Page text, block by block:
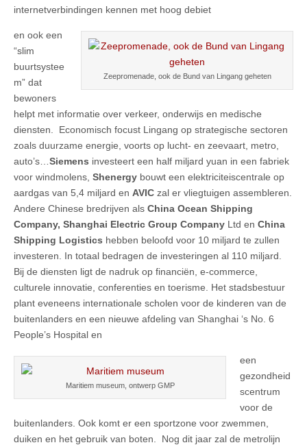
internetverbindingen kennen met hoog debiet
Zeepromenade, ook de Bund van Lingang geheten
en ook een
“slim
buurtsystee
m” dat
bewoners
helpt met informatie over verkeer, onderwijs en medische
diensten. Economisch focust Lingang op strategische sectoren
zoals duurzame energie, voorts op lucht- en zeevaart, metro,
auto’s… Siemens investeert een half miljard yuan in een fabriek
voor windmolens, Shenergy bouwt een elektriciteiscentrale op
aardgas van 5,4 miljard en AVIC zal er vliegtuigen assembleren.
Andere Chinese bredrijven als China Ocean Shipping
Company, Shanghai Electric Group Company Ltd en China
Shipping Logistics hebben beloofd voor 10 miljard te zullen
investeren. In totaal bedragen de investeringen al 110 miljard.
Bij de diensten ligt de nadruk op financiën, e-commerce,
culturele innovatie, conferenties en toerisme. Het stadsbestuur
plant eveneens internationale scholen voor de kinderen van de
buitenlanders en een nieuwe afdeling van Shanghai ‘s No. 6
People’s Hospital en
Maritiem museum, ontwerp GMP
een
gezondheid
scentrum
voor de
buitenlanders. Ook komt er een sportzone voor zwemmen,
duiken en het gebruik van boten. Nog dit jaar zal de metrolijn